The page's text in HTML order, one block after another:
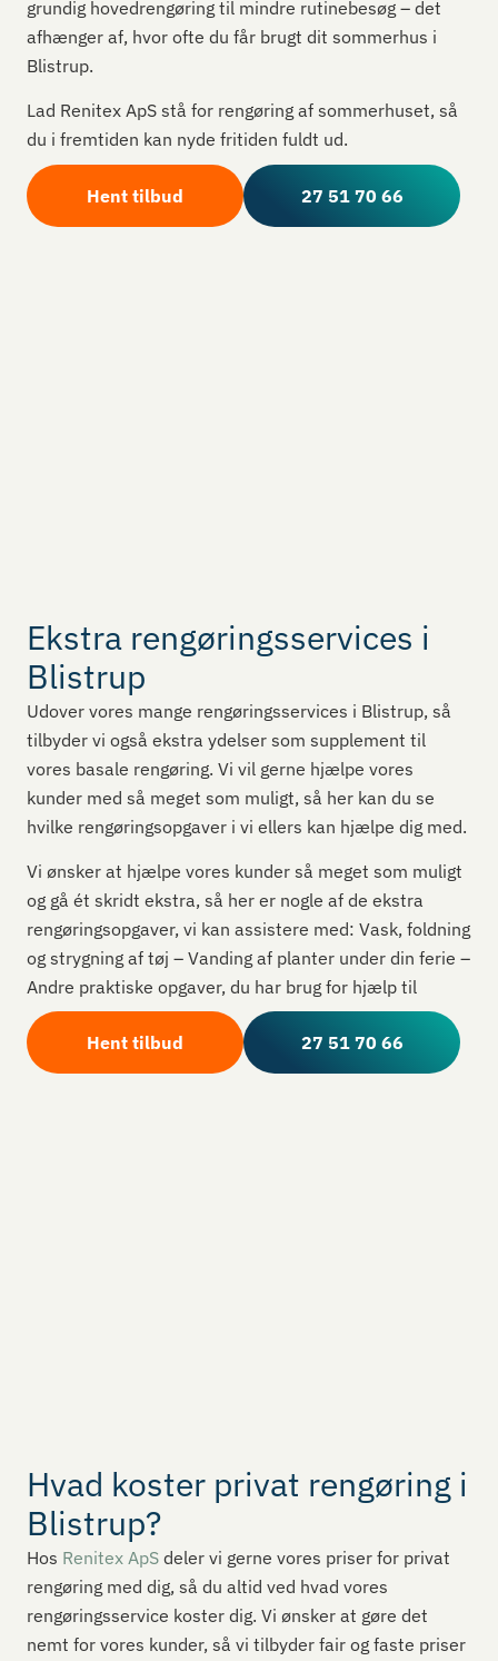
grundig hovedrengøring til mindre rutinebesøg – det
afhænger af, hvor ofte du får brugt dit sommerhus i
Blistrup.
Lad Renitex ApS stå for rengøring af sommerhuset, så
du i fremtiden kan nyde fritiden fuldt ud.
Hent tilbud 27 51 70 66
Ekstra rengøringsservices i
Blistrup
Udover vores mange rengøringsservices i Blistrup, så
tilbyder vi også ekstra ydelser som supplement til
vores basale rengøring. Vi vil gerne hjælpe vores
kunder med så meget som muligt, så her kan du se
hvilke rengøringsopgaver i vi ellers kan hjælpe dig med.
Vi ønsker at hjælpe vores kunder så meget som muligt
og gå ét skridt ekstra, så her er nogle af de ekstra
rengøringsopgaver, vi kan assistere med: Vask, foldning
og strygning af tøj – Vanding af planter under din ferie –
Andre praktiske opgaver, du har brug for hjælp til
Hent tilbud 27 51 70 66
Hvad koster privat rengøring i
Blistrup?
Hos Renitex ApS deler vi gerne vores priser for privat
rengøring med dig, så du altid ved hvad vores
rengøringsservice koster dig. Vi ønsker at gøre det
nemt for vores kunder, så vi tilbyder fair og faste priser